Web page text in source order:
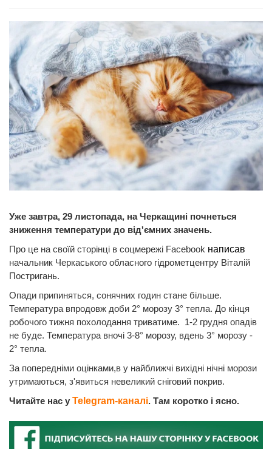
Уже завтра, 29 листопада, на Черкащині почнеться
зниження температури до від'ємних значень.
Про це на своїй сторінці в соцмережі Facebook написав
начальник Черкаського обласного гідрометцентру Віталій
Постригань.
Опади припиняться, сонячних годин стане більше.
Температура впродовж доби 2° морозу 3° тепла. До кінця
робочого тижня похолодання триватиме. 1-2 грудня опадів
не буде. Температура вночі 3-8° морозу, вдень 3° морозу -
2° тепла.
За попередніми оцінками,в у найближчі вихідні нічні морози
утримаються, з'явиться невеликий сніговий покрив.
Читайте нас у Telegram-каналі. Там коротко і ясно.